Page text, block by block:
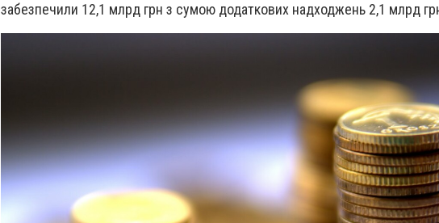
забезпечили 12,1 млрд грн з сумою додаткових надходжень 2,1 млрд